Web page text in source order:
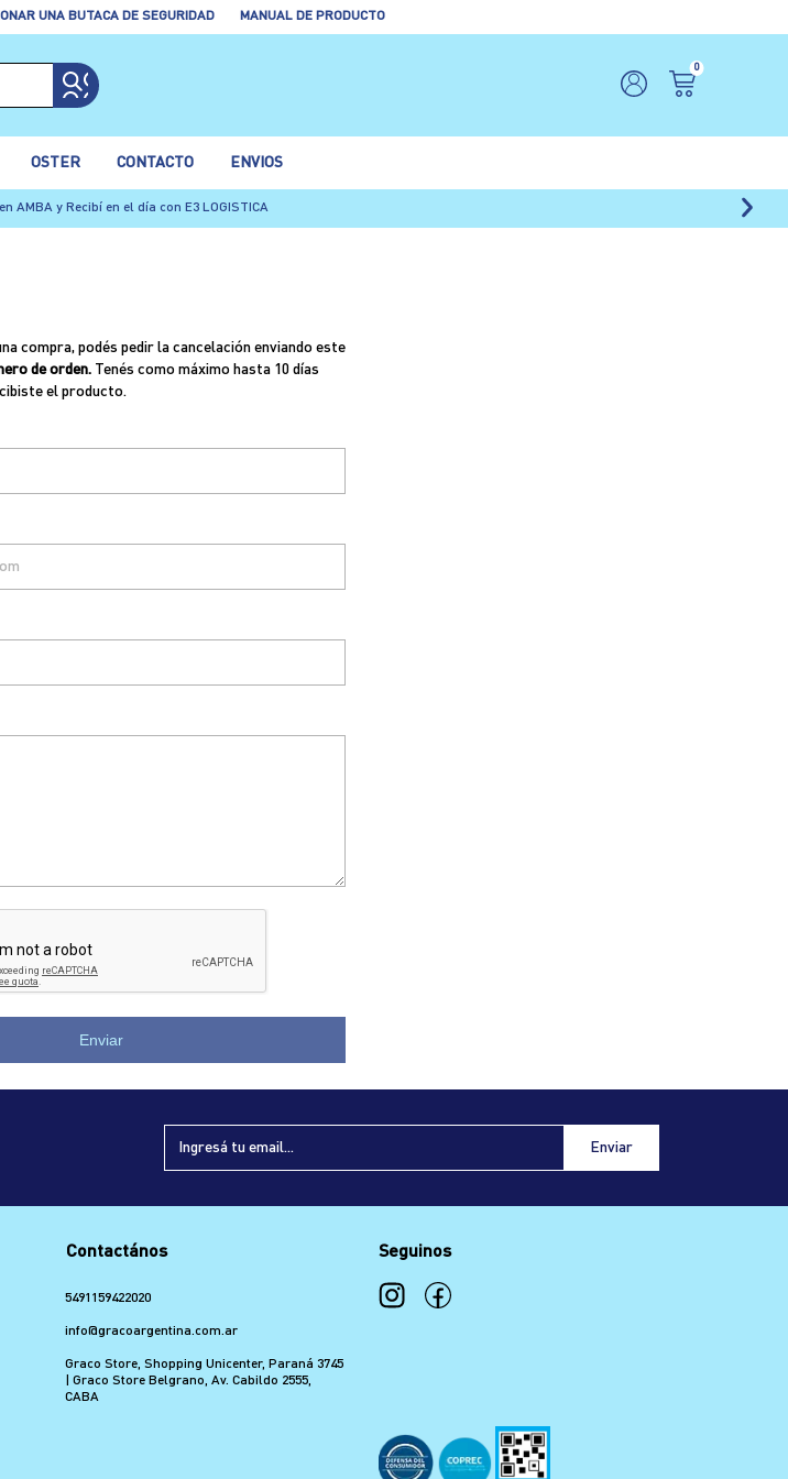
UNA BUTACA DE SEGURIDAD MANUAL DE PRODUCTO
0
OSTER CONTACTO ENVIOS
AMBA y Recibí en el día con E3 LOGISTICA
compra, podés pedir la cancelación enviando este
de orden. Tenés como máximo hasta 10 días
el producto.
Enviar
Contactános
5491159422020
info@gracoargentina.com.ar
Graco Store, Shopping Unicenter, Paraná 3745
| Graco Store Belgrano, Av. Cabildo 2555,
CABA
Seguinos